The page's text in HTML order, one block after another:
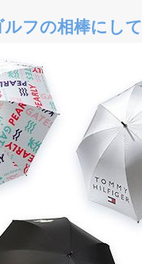
ルフの相棒にして